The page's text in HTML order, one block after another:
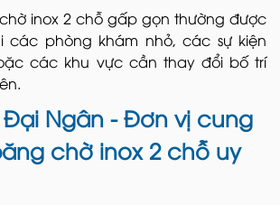
inox 2 chỗ gấp gọn thường được
các phòng khám nhỏ, các sự kiện
các khu vực cần thay đổi bố trí
Ngân - Đơn vị cung
chờ inox 2 chỗ uy